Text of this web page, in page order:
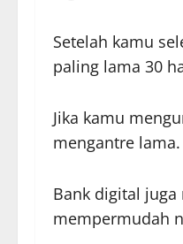
Setelah kamu
paling lama 30
Jika kamu
mengantre lama.
Bank digital juga
mempermudah